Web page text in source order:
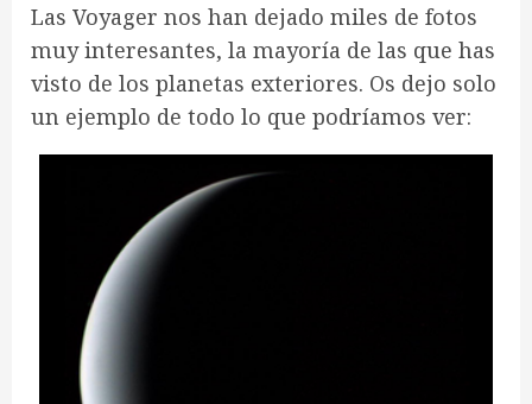
Las Voyager nos han dejado miles de fotos
muy interesantes, la mayoría de las que has
visto de los planetas exteriores. Os dejo solo
un ejemplo de todo lo que podríamos ver: